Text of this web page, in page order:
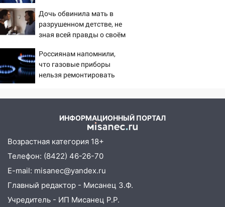
16:06
18-летняя девушка без прав
перевернулась на мопеде и попала в
больницу
15:59
миллионов рублей за криминальное
покровительство
летнего мопедиста
В Ульяновске после тройного ДТП
госпитализировали 25-летнего байкера
14:32
На Ульяновскую область
надвигается жара
Пешеход переходил по «зебре»:
подробности серьезной аварии на
Фруктовой
пациентов
Дочь обвинила мать в
разрушенном детстве, не
зная всей правды о своём
семьи
Россиянам напомнили,
что газовые приборы
нельзя ремонтировать
ИНФОРМАЦИОННЫЙ ПОРТАЛ
Возрастная категория 18+
Телефон: (8422) 46-26-70
E-mail: misanec@yandex.ru
Главный редактор - Мисанец З.Ф.
Учредитель - ИП Мисанец Р.Р.